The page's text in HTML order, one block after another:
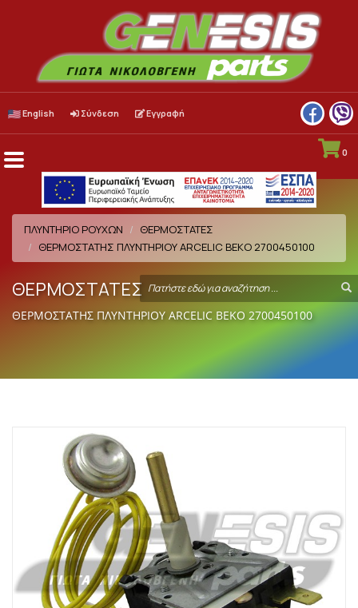
0
English Σύνδεση Εγγραφή
Search
term
Menu
ΠΛΥΝΤΗΡΙΟ ΡΟΥΧΩΝ
ΘΕΡΜΟΣΤΑΤΕΣ
ΘΕΡΜΟΣTAΤΗΣ ΠΛΥΝΤΗΡΙΟΥ ARCELIC BEKO 2700450100
ΘΕΡΜΟΣΤΑΤΕΣ
ΘΕΡΜΟΣTAΤΗΣ ΠΛΥΝΤΗΡΙΟΥ ARCELIC BEKO 2700450100